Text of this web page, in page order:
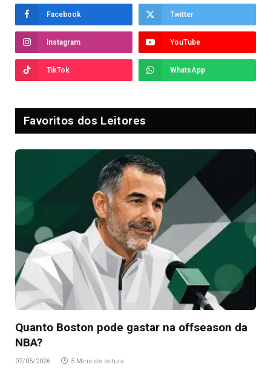
Facebook Twitter
Instagram YouTube
TikTok WhatsApp
Favoritos dos Leitores
Quanto Boston pode gastar na offseason da
NBA?
07/05/2026 5 Mins de leitura